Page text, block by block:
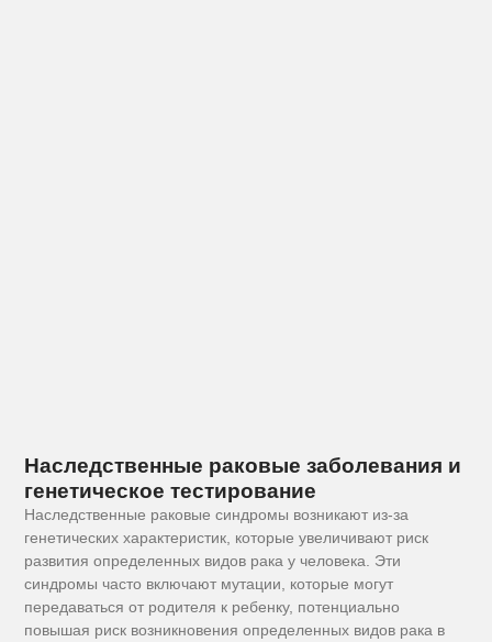
Наследственные раковые заболевания и
генетическое тестирование
Наследственные раковые синдромы возникают из-за
генетических характеристик, которые увеличивают риск
развития определенных видов рака у человека. Эти
синдромы часто включают мутации, которые могут
передаваться от родителя к ребенку, потенциально
повышая риск возникновения определенных видов рака в